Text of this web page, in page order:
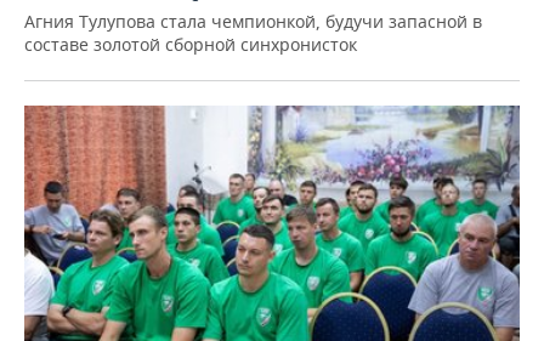
Агния Тулупова стала чемпионкой, будучи запасной в
составе золотой сборной синхронисток